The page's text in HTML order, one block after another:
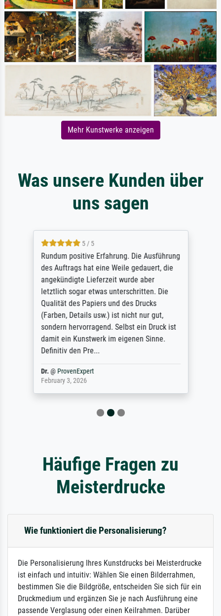
Mehr Kunstwerke anzeigen
Was unsere Kunden über
uns sagen
5 / 5
Rundum positive Erfahrung. Die Ausführung
des Auftrags hat eine Weile gedauert, die
angekündigte Lieferzeit wurde aber
letztlich sogar etwas unterschritten. Die
Qualität des Papiers und des Drucks
(Farben, Details usw.) ist nicht nur gut,
sondern hervorragend. Selbst ein Druck ist
damit ein Kunstwerk im eigenen Sinne.
Definitiv den Pre...
Dr.@ ProvenExpert
February 3, 2026
Häufige Fragen zu
Meisterdrucke
Wie funktioniert die Personalisierung?
Die Personalisierung Ihres Kunstdrucks bei Meisterdrucke
ist einfach und intuitiv: Wählen Sie einen Bilderrahmen,
bestimmen Sie die Bildgröße, entscheiden Sie sich für ein
Druckmedium und ergänzen Sie je nach Ausführung eine
passende Verglasung oder einen Keilrahmen. Darüber